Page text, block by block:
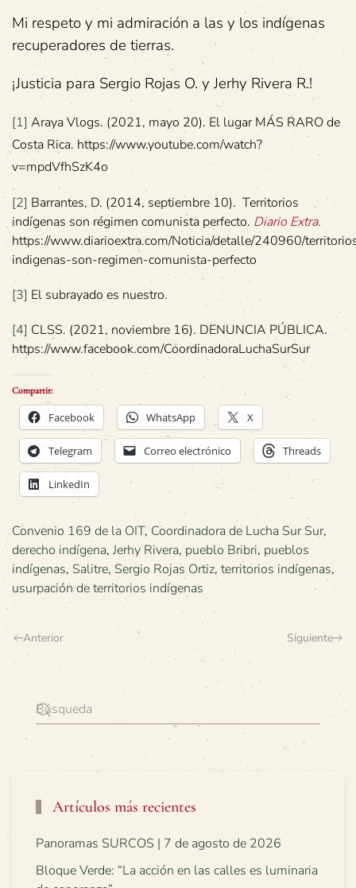
Mi respeto y mi admiración a las y los indígenas
recuperadores de tierras.
¡Justicia para Sergio Rojas O. y Jerhy Rivera R.!
[1] Araya Vlogs. (2021, mayo 20). El lugar MÁS RARO de
Costa Rica. https://www.youtube.com/watch?
v=mpdVfhSzK4o
[2] Barrantes, D. (2014, septiembre 10). Territorios
indígenas son régimen comunista perfecto. Diario Extra.
https://www.diarioextra.com/Noticia/detalle/240960/
indigenas-son-regimen-comunista-perfecto
[3] El subrayado es nuestro.
[4] CLSS. (2021, noviembre 16). DENUNCIA PÚBLICA.
https://www.facebook.com/CoordinadoraLuchaSurSur
Compartir:
Facebook WhatsApp X
Telegram Correo electrónico Threads
LinkedIn
Convenio 169 de la OIT, Coordinadora de Lucha Sur Sur,
derecho indígena, Jerhy Rivera, pueblo Bribri, pueblos
indígenas, Salitre, Sergio Rojas Ortiz, territorios indígenas,
usurpación de territorios indígenas
Anterior Siguiente
Artículos más recientes
Panoramas SURCOS | 7 de agosto de 2026
Bloque Verde: “La acción en las calles es luminaria